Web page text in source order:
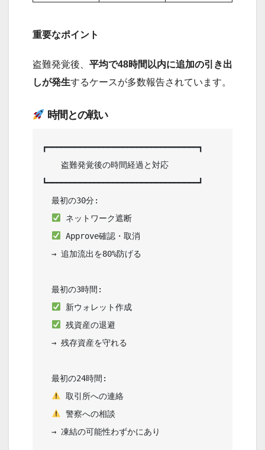
重要なポイント
盗難発覚後、 平均で48時間以内に追加の引き出
しが発生するケースが多数報告されています。
時間との戦い
┏━━━━━━━━━━━━━━━━━━━━━━━━━━━━━━━━┓
┗━━━━━━━━━━━━━━━━━━━━━━━━━━━━━━━━┛
ネットワーク遮断
Approve確認・取消
新ウォレット作成
残資産の退避
取引所への連絡
警察への相談